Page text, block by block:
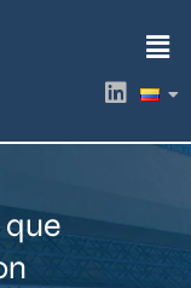
L
i
k
i